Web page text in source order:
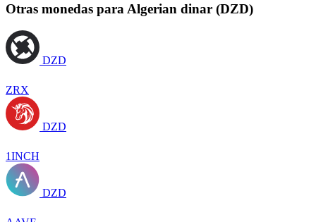
Otras monedas para Algerian dinar (DZD)
DZD
ZRX
DZD
1INCH
DZD